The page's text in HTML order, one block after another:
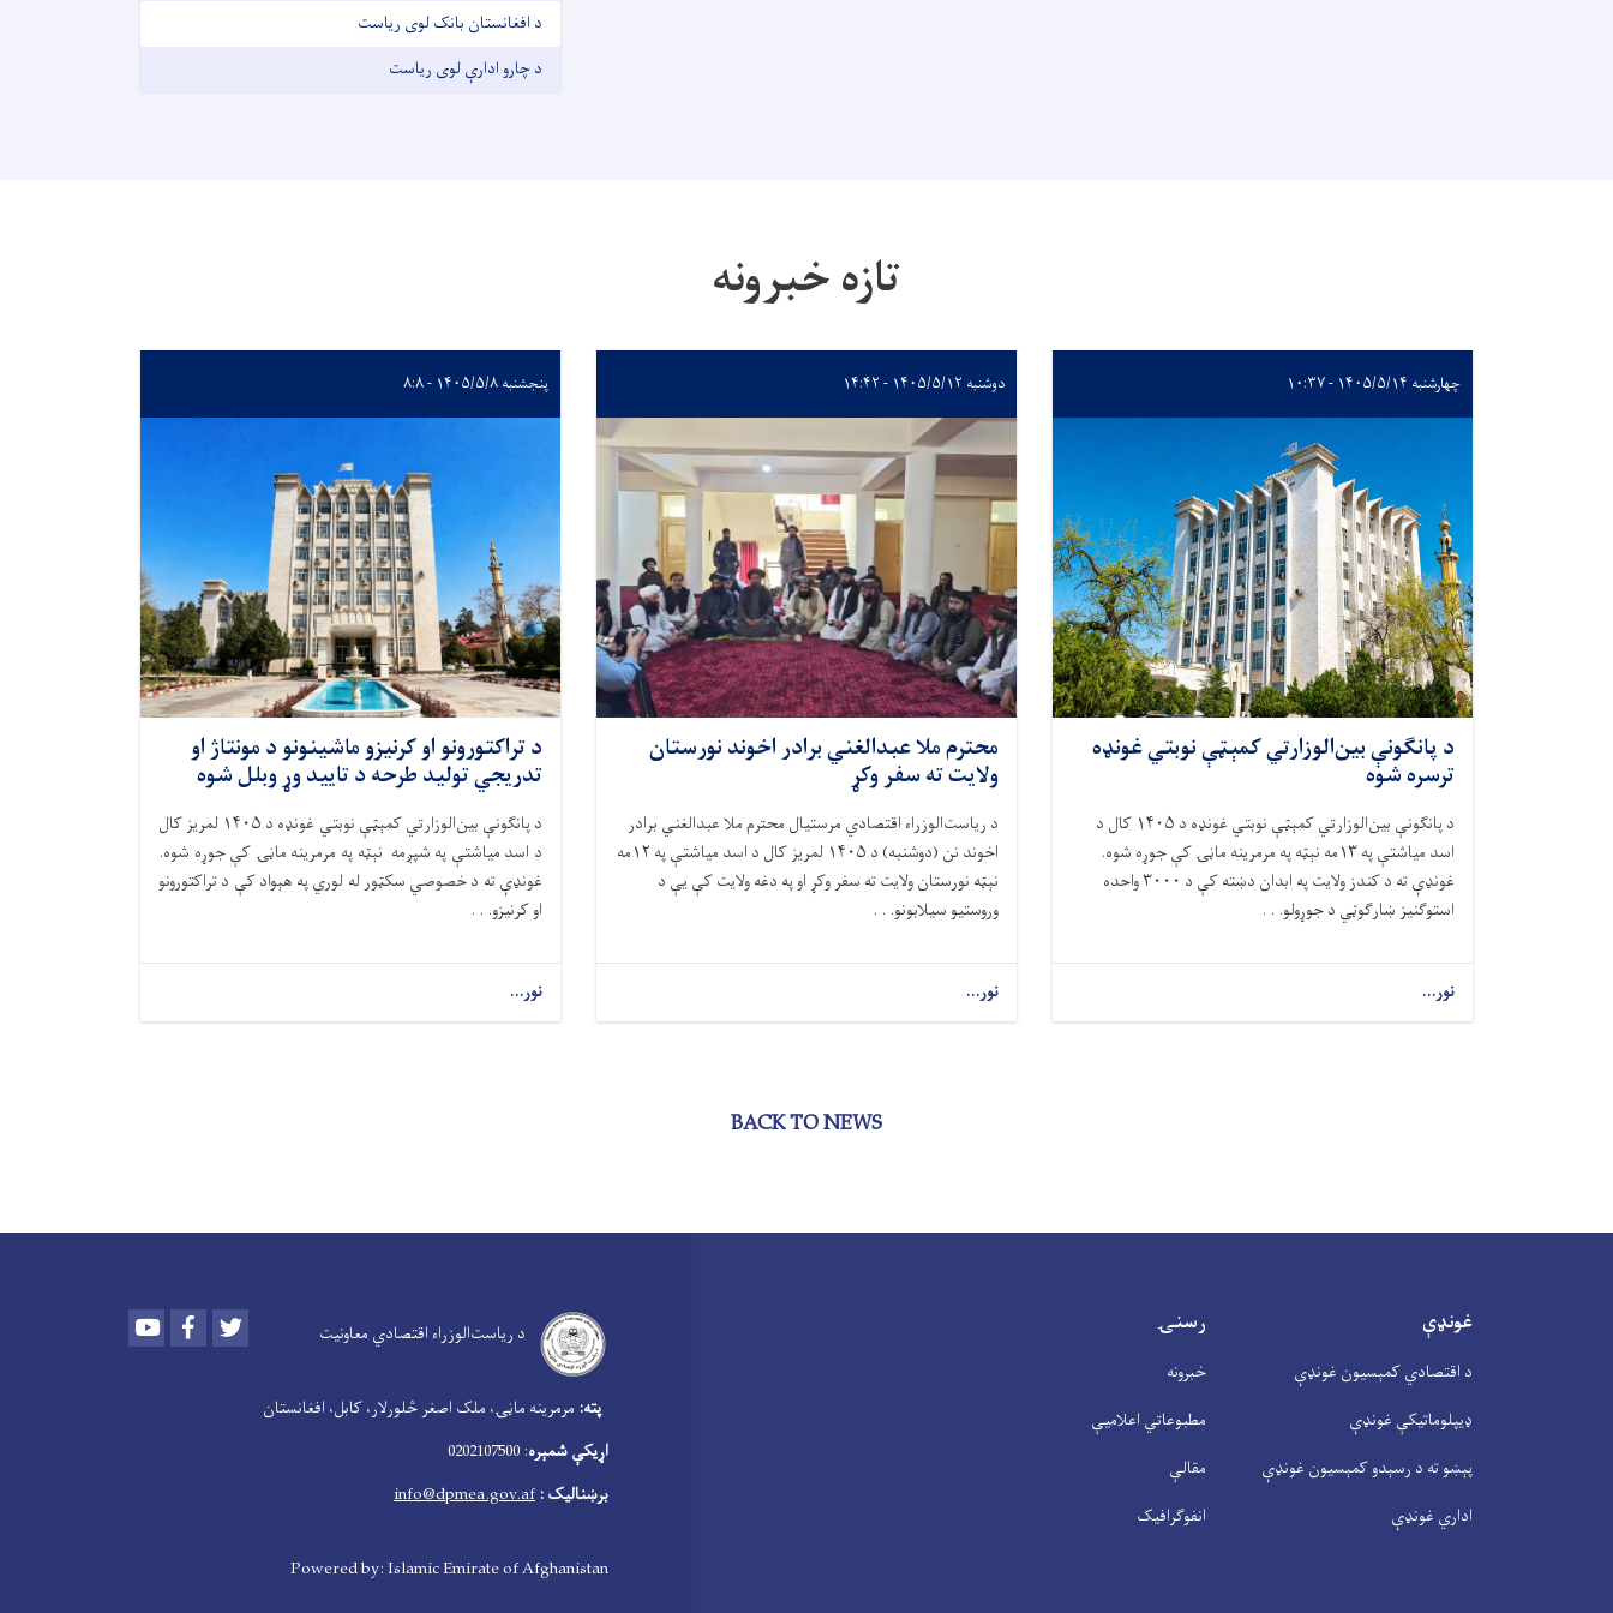
د افغانستان بانک لوی ریاست
د چارو ادارې لوی رياست
تازه خبرونه
چهارشنبه ۱۴۰۵/۵/۱۴ - ۱۰:۳۷
د پانګونې بین‌الوزارتي کمېټې نوبتي غونډه
ترسره شوه
د پانګونې بین‌الوزارتي کمېټې نوبتي غونډه د ۱۴۰۵ کال د
اسد میاشتې په۱۳مه نېټه په مرمرینه ماڼۍ کې جوړه شوه.
غونډې ته د کندز ولایت په ابدان دښته کې د ۳۰۰۰واحده
استوګنیز ښارګوټي د جوړولو. . .
نور...
دوشنبه ۱۴۰۵/۵/۱۲ - ۱۴:۴۲
محترم ملا عبدالغني برادر اخوند نورستان
ولایت ته سفر وکړ
د ریاست‌الوزراء اقتصادي مرستیال محترم ملا عبدالغني برادر
اخوند نن (دوشنبه) د ۱۴۰۵ لمریز کال د اسد میاشتې په ۱۲مه
نېټه نورستان ولایت ته سفر وکړ او په دغه ولایت کې يې د
وروستیو سیلابونو. . .
نور...
پنجشنبه ۱۴۰۵/۵/۸ - ۸:۸
د تراکتورونو او کرنیزو ماشینونو د مونتاژ او
تدریجي تولید طرحه د تایید وړ وبلل شوه
د پانګونې بین‌الوزارتي کمېټې نوبتي غونډه د ۱۴۰۵ لمریز کال
د اسد میاشتې په شپږمه نېټه په مرمرینه ماڼۍ کې جوړه شوه.
غونډې ته د خصوصي سکټور له لوري په هېواد کې د تراکتورونو
او کرنیزو. . .
نور...
BACK TO NEWS
غونډې
د اقتصادي کمېسیون غونډې
ډیپلوماتیکې غونډې
پېښو ته د رسېدو کمېسیون غونډې
اداري غونډې
رسنۍ
خبرونه
مطبوعاتي اعلامیې
مقالې
انفوګرافیک
د ریاست‌الوزراء اقتصادي معاونیت Youtube Facebook
‍پته: مرمرینه ماڼۍ، ملک اصغر څلورلار، کابل، افغانستان
اړیکې شمېره: 0202107500
برښنالیک : info@dpmea.gov.af
Powered by: Islamic Emirate of Afghanistan